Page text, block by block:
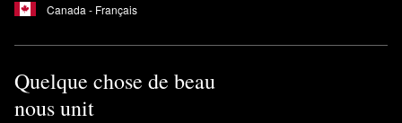
Canada - Français
Quelque chose de beau
nous unit